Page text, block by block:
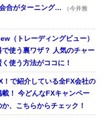
合がターニング…
（今井雅
（トレーディングビュー）
使う裏ワザ？ 人気のチャー
使う方法がココに！
！で紹介している全FX会社の
！ 今どんなFXキャンペー
、こちらからチェック！